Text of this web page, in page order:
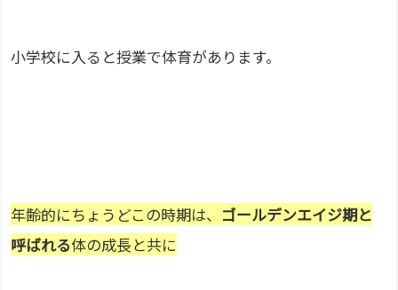
小学校に入ると授業で体育があります。
年齢的にちょうどこの時期は、 ゴールデンエイジ期と
呼ばれる体の成長と共に